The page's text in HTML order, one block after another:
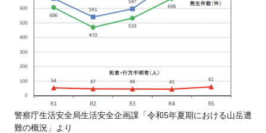
警察庁生活安全局生活安全企画課「令和5年夏期における山岳遭
難の概況」より